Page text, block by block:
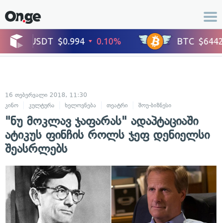
16 თებერვალი 2018, 11:30
კინო
კულტურა ხელოვნება თეატრი შოუ-ბიზნესი
"ნუ მოკლავ ჯაფარას" ადაპტაციაში
ატიკუს ფინჩის როლს ჯეფ დენიელსი
შეასრლებს